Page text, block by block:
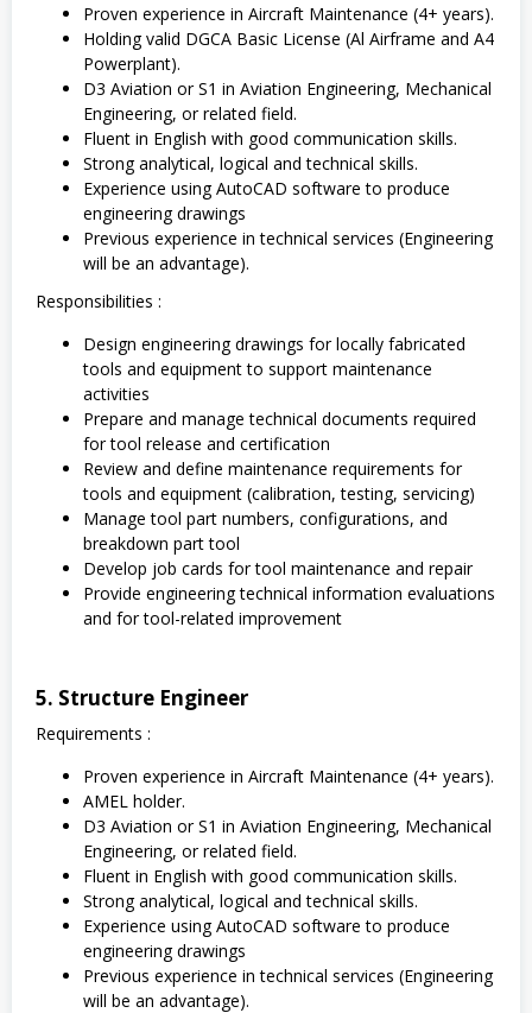
Proven experience in Aircraft Maintenance (4+ years).
Holding valid DGCA Basic License (Al Airframe and A4
Powerplant).
D3 Aviation or S1 in Aviation Engineering, Mechanical
Engineering, or related field.
Fluent in English with good communication skills.
Strong analytical, logical and technical skills.
Experience using AutoCAD software to produce
engineering drawings
Previous experience in technical services (Engineering
will be an advantage).
Responsibilities :
Design engineering drawings for locally fabricated
tools and equipment to support maintenance
activities
Prepare and manage technical documents required
for tool release and certification
Review and define maintenance requirements for
tools and equipment (calibration, testing, servicing)
Manage tool part numbers, configurations, and
breakdown part tool
Develop job cards for tool maintenance and repair
Provide engineering technical information evaluations
and for tool-related improvement
5. Structure Engineer
Requirements :
Proven experience in Aircraft Maintenance (4+ years).
AMEL holder.
D3 Aviation or S1 in Aviation Engineering, Mechanical
Engineering, or related field.
Fluent in English with good communication skills.
Strong analytical, logical and technical skills.
Experience using AutoCAD software to produce
engineering drawings
Previous experience in technical services (Engineering
will be an advantage).